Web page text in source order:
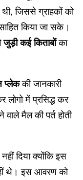
जिससे ग्राहकों को
किया जा सके।
जुड़ी कई किताबोंका
प्लेककी जानकारी
लोगो में प्रसिद्ध कर
मैल की पर्त होती
दिया क्योंकि इस
थे। इस आवरण को